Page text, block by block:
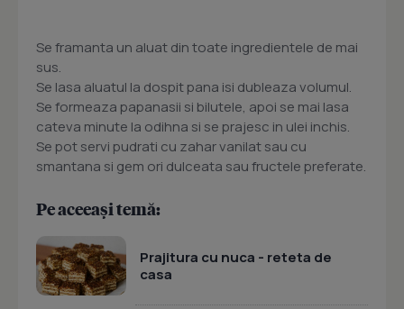
Se framanta un aluat din toate ingredientele de mai
sus.
Se lasa aluatul la dospit pana isi dubleaza volumul.
Se formeaza papanasii si bilutele, apoi se mai lasa
cateva minute la odihna si se prajesc in ulei inchis.
Se pot servi pudrati cu zahar vanilat sau cu
smantana si gem ori dulceata sau fructele preferate.
Pe aceeași temă:
Prajitura cu nuca - reteta de
casa